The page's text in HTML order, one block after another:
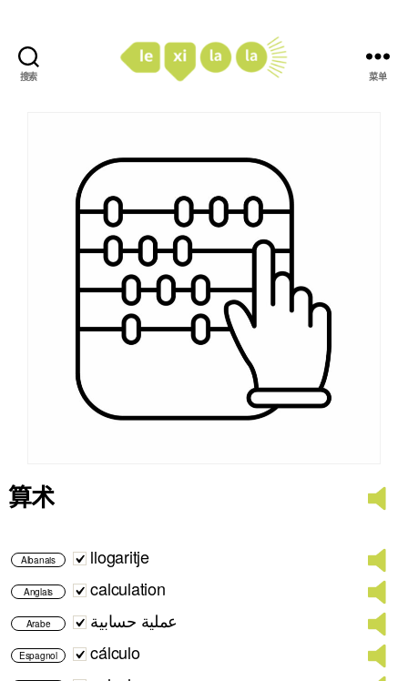
搜索 菜单
算术
Albanais llogaritje
Anglais calculation
Arabe عملية حسابية
Espagnol cálculo